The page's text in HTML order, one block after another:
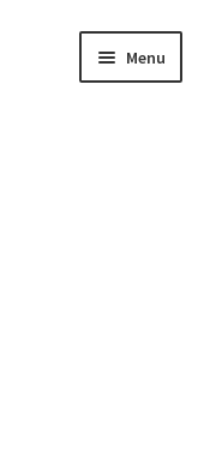
Menu